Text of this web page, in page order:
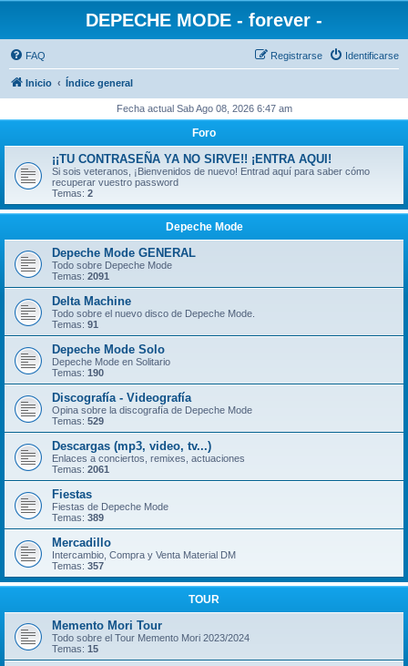
DEPECHE MODE - forever -
FAQ Identificarse
Registrarse
Inicio Índice general
Fecha actual Sab Ago 08, 2026 6:47 am
Foro
¡¡TU CONTRASEÑA YA NO SIRVE!! ¡ENTRA AQUI!
Si sois veteranos, ¡Bienvenidos de nuevo! Entrad aquí para saber cómo
recuperar vuestro password
Temas: 2
Depeche Mode
Depeche Mode GENERAL
Todo sobre Depeche Mode
Temas: 2091
Delta Machine
Todo sobre el nuevo disco de Depeche Mode.
Temas: 91
Depeche Mode Solo
Depeche Mode en Solitario
Temas: 190
Discografía - Videografía
Opina sobre la discografía de Depeche Mode
Temas: 529
Descargas (mp3, video, tv...)
Enlaces a conciertos, remixes, actuaciones
Temas: 2061
Fiestas
Fiestas de Depeche Mode
Temas: 389
Mercadillo
Intercambio, Compra y Venta Material DM
Temas: 357
TOUR
Memento Mori Tour
Todo sobre el Tour Memento Mori 2023/2024
Temas: 15